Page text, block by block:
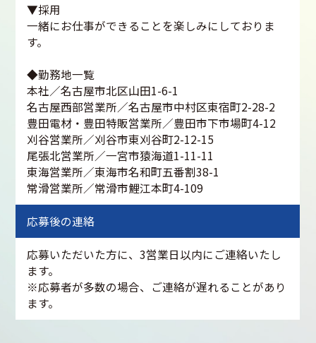
▼採用
一緒にお仕事ができることを楽しみにしておりま
す。
◆勤務地一覧
本社／名古屋市北区山田1-6-1
名古屋西部営業所／名古屋市中村区東宿町2-28-2
豊田電材・豊田特販営業所／豊田市下市場町4-12
刈谷営業所／刈谷市東刈谷町2-12-15
尾張北営業所／一宮市猿海道1-11-11
東海営業所／東海市名和町五番割38-1
常滑営業所／常滑市鯉江本町4-109
応募後の連絡
応募いただいた方に、3営業日以内にご連絡いたし
ます。
※応募者が多数の場合、ご連絡が遅れることがあり
ます。